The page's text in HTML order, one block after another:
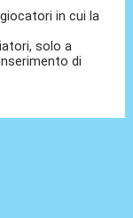
in cui la
solo a
di